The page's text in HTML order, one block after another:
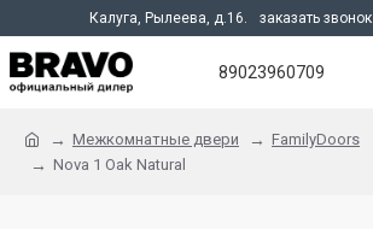
Калуга, Рылеева, д.16. заказать звонок
89023960709
Межкомнатные двери
FamilyDoors
Nova 1 Oak Natural